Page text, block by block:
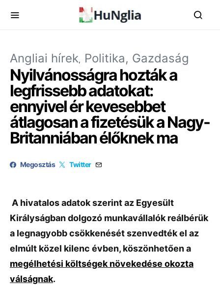
Angliai hírek Politika, Gazdaság
Nyilvánosságra hozták a
legfrissebb adatokat:
ennyivel ér kevesebbet
átlagosan a fizetésük a Nagy-
Britanniában élőknek ma
Megosztás Twitter
A hivatalos adatok szerint az Egyesült
Királyságban dolgozó munkavállalók reálbérük
a legnagyobb csökkenését szenvedték el az
elmúlt közel kilenc évben, köszönhetően a
megélhetési költségek növekedése okozta
válságnak.